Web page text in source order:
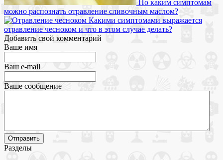
По каким симптомам
можно распознать отравление сливочным маслом?
Какими симптомами выражается
отравление чесноком и что в этом случае делать?
Добавить свой комментарий
Ваше имя
Ваш e-mail
Ваше сообщение
Разделы